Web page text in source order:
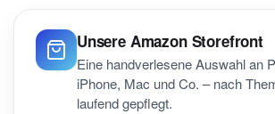
Unsere Amazon Storefront
Eine handverlesene Auswahl an
iPhone, Mac und Co. – nach
laufend gepflegt.